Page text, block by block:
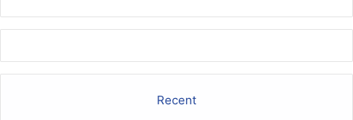
е
р
ш
Recent